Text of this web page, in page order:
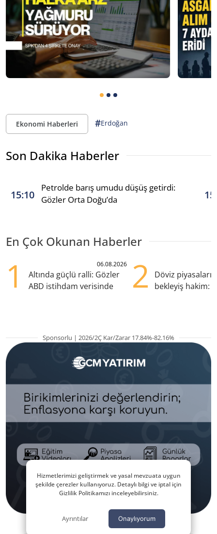
Ekonomi Haberleri #Erdoğan
Son Dakika Haberler
15:10
Petrolde barış umudu düşüş getirdi:
Gözler Orta Doğu’da
En Çok Okunan Haberler
1 06.08.2026
Altında güçlü ralli: Gözler
ABD istihdam verisinde
2
Döviz
bekleyiş hakim:
Sponsorlu | 2026/2Ç Kar/Zarar 17.84%-82.16%
Hizmetlerimizi geliştirmek ve yasal mevzuata uygun
şekilde çerezler kullanıyoruz. Detaylı bilgi ve iptal için
Gizlilik Politikamızı inceleyebilirsiniz.
Ayrıntılar Onaylıyorum